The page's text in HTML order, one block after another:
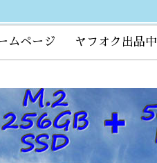
ムページ ヤフオク出品中